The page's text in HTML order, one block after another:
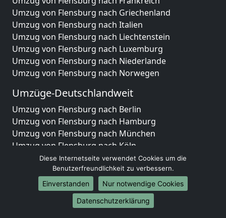
Umzug von Flensburg nach Griechenland
Umzug von Flensburg nach Italien
Umzug von Flensburg nach Liechtenstein
Umzug von Flensburg nach Luxemburg
Umzug von Flensburg nach Niederlande
Umzug von Flensburg nach Norwegen
Umzüge-Deutschlandweit
Umzug von Flensburg nach Berlin
Umzug von Flensburg nach Hamburg
Umzug von Flensburg nach München
Umzug von Flensburg nach Köln
Umzug von Flensburg nach Frankfurt am Main
Umzug von Flensburg nach Stuttgart
Umzug von Flensburg nach Düsseldorf
Umzug von Flensburg nach Leipzig
Umzug von Flensburg nach Dortmund
Diese Internetseite verwendet Cookies um die
Benutzerfreundlichkeit zu verbessern.
Einverstanden
Nur notwendige Cookies
Datenschutzerklärung